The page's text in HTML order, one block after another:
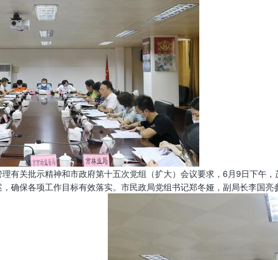
有关批示精神和市政府第十五次党组（扩大）会议要求，6月9日下
确保各项工作目标有效落实。市民政局党组书记郑冬娅，副局长李国亮